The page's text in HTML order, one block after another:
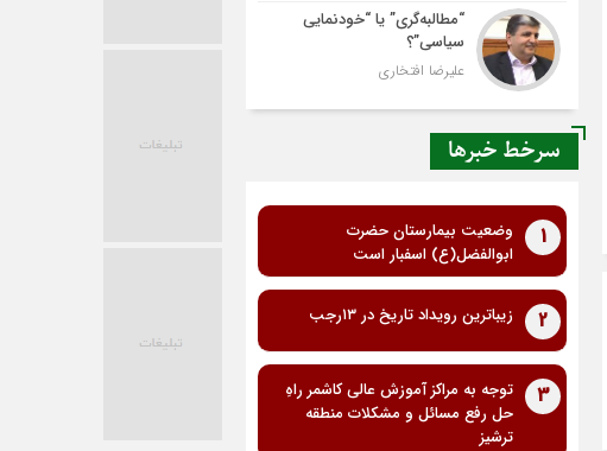
“مطالبه‌گری” یا “خودنمایی
سیاسی”؟
علیرضا افتخاری
سرخط خبرها
1
وضعیت بیمارستان حضرت
ابوالفضل(ع) اسفبار است
2 زیباترین رویداد تاریخ در ۱۳رجب
3
توجه به مراکز آموزش عالی کاشمر راهِ
حل رفع مسائل و مشکلات منطقه
ترشیز